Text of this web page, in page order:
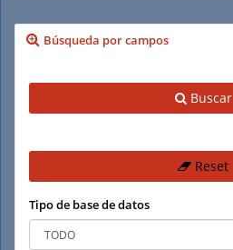
Búsqueda por campos
Buscar
Reset
Tipo de base de datos